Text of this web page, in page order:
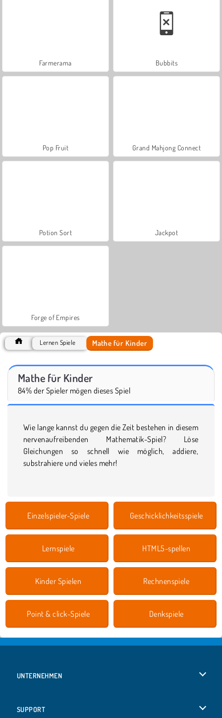
Farmerama Bubbits
Pop Fruit Grand Mahjong Connect
Potion Sort Jackpot
Forge of Empires
Lernen Spiele Mathe für Kinder
Mathe für Kinder
84% der Spieler mögen dieses Spiel
Wie lange kannst du gegen die Zeit bestehen in diesem
nervenaufreibenden Mathematik-Spiel? Löse
Gleichungen so schnell wie möglich, addiere,
substrahiere und vieles mehr!
Einzelspieler-Spiele Geschicklichkeitsspiele
Lernspiele HTML5-spellen
Kinder Spielen Rechnenspiele
Point & click-Spiele Denkspiele
UNTERNEHMEN
SUPPORT